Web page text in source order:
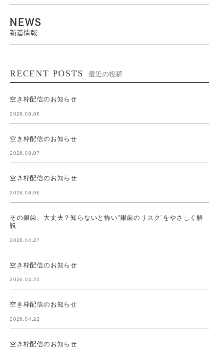
NEWS
新着情報
RECENT POSTS 最近の投稿
空き枠配信のお知らせ
2026.08.08
空き枠配信のお知らせ
2026.08.07
空き枠配信のお知らせ
2026.08.06
その銀歯、大丈夫？知らないと怖い“銀歯のリスク”をやさしく解
説
2026.04.27
空き枠配信のお知らせ
2026.04.23
空き枠配信のお知らせ
2026.04.22
空き枠配信のお知らせ